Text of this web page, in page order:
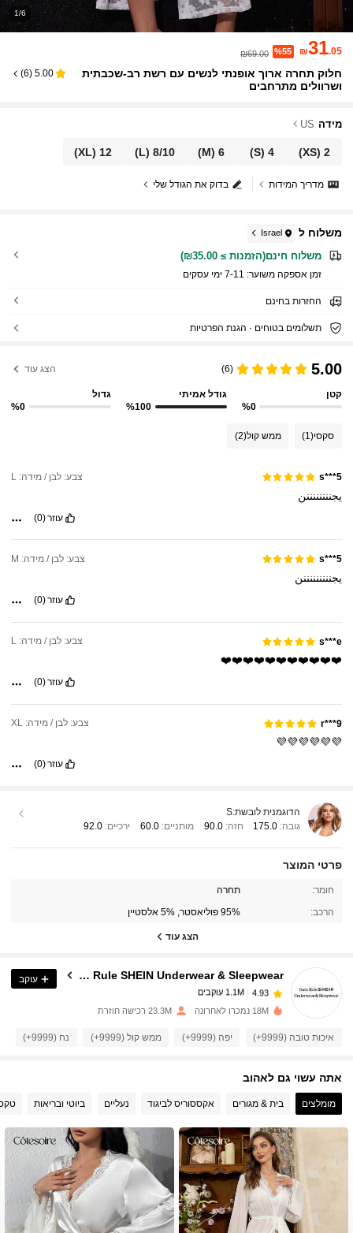
1/6
₪31.05
%55
₪69.00
חלוק תחרה ארוך אופנתי לנשים עם רשת רב-שכבתית
ושרוולים מתרחבים
5.00
(
6
)
מידה US
2
(XS)
4
(S)
6
(M)
8/10
(L)
12
(XL)
בדוק את הגודל שלי מדריך המידות
משלוח ל Israel
משלוח חינם(הזמנות ≥ ₪35.00)
זמן אספקה ​​משוער: 7-11 ימי עסקים
החזרות בחינם
תשלומים בטוחים · הגנת הפרטיות
5.00
(6) הצג עוד
קטן
%0
גודל אמיתי
%100
גדול
%0
סקסי(1) ממש קול(2)
s***5 צבע: לבן / מידה: L
يجننننننننن
עוזר(0)
s***5 צבע: לבן / מידה: M
يجنننننننننن
עוזר(0)
s***e צבע: לבן / מידה: L
❤️❤️❤️❤️❤️❤️❤️❤️❤️❤️❤️
עוזר(0)
r***9 צבע: לבן / מידה: XL
💜💜💜💜💜💜
עוזר(0)
הדוגמנית לובשת:S
גובה: 175.0 חזה:90.0 מותניים: 60.0 ירכיים: 92.0
פרטי המוצר
חומר: תחרה
הרכב: 95% פוליאסטר, 5% אלסטיין
הצג עוד
Base Rule SHEIN Underwear & Sleepwear
4.93
a***lשילםלפני יום אחד
4.93
4.93 1.1M עוקבים
4.93 1.1M עוקבים
4.93 1.1M עוקבים
1.1M עוקבים
עוקב
18M נמכרו לאחרונה 23.3M רכישה חוזרת
איכות טובה (9999+) יפה (9999+) ממש קול (9999+) נח (9999+)
אתה עשוי גם לאהוב
מומלצים בית & מגורים אקססוריס לביגוד נעליים ביוטי ובריאות